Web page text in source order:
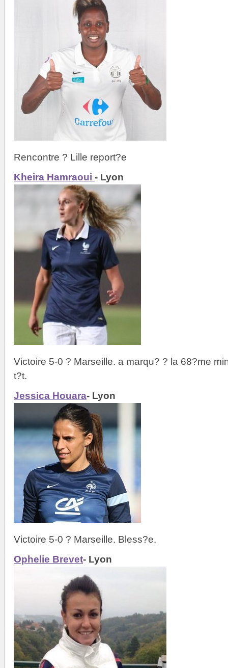
Rencontre ? Lille report?e
Kheira Hamraoui - Lyon
Victoire 5-0 ? Marseille. a marqu? ? la 68?me
t?t.
Jessica Houara- Lyon
Victoire 5-0 ? Marseille. Bless?e.
Ophelie Brevet- Lyon